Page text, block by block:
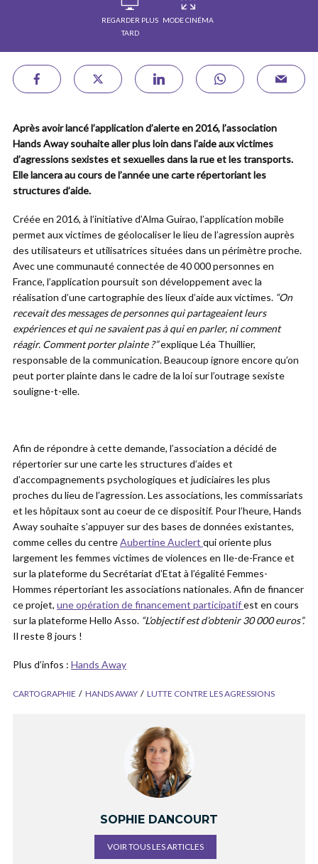
REGARDER PLUS
TARD
MODE CINÉMA
Après avoir lancé l’application d’alerte en 2016, l’association
Hands Away souhaite aller plus loin dans l’aide aux victimes
d’agressions sexistes et sexuelles dans la rue et les transports.
Elle lancera au cours de l’année une carte répertoriant les
structures d’aide.
Créée en 2016, à l’initiative d’Alma Guirao, l’application mobile
permet aux victimes de géolocaliser le lieu de l’agression auprès
des utilisateurs et utilisatrices situées dans un périmètre proche.
Avec une communauté connectée de 40 000 personnes en
France, l’application poursuit son développement avec la
réalisation d’une cartographie des lieux d’aide aux victimes. “On
recevait des messages de personnes qui partageaient leurs
expériences et qui ne savaient pas à qui en parler, ni comment
réagir. Comment porter plainte ?”explique Léa Thuillier,
responsable de la communication. Beaucoup ignore encore qu’on
peut porter plainte dans le cadre de la loi sur l’outrage sexiste
souligne-t-elle.
Afin de répondre à cette demande, l’association a décidé de
répertorier sur une carte les structures d’aides et
d’accompagnements psychologiques et judiciaires les plus
proches du lieu de l’agression. Les associations, les commissariats
et les hôpitaux sont au coeur de ce dispositif. Pour l’heure, Hands
Away souhaite s’appuyer sur des bases de données existantes,
comme celles du centreAubertine Auclert qui oriente plus
largement les femmes victimes de violences en Ile-de-France et
sur la plateforme du Secrétariat d’Etat à l’égalité Femmes-
Hommes répertoriant les associations nationales. Afin de financer
ce projet, une opération de financement participatifest en cours
sur la plateforme Hello Asso. “L’objectif est d’obtenir 30 000 euros”.
Il reste 8 jours !
Plus d’infos : Hands Away
CARTOGRAPHIE HANDS AWAY LUTTE CONTRE LES AGRESSIONS
SOPHIE DANCOURT
VOIR TOUS LES ARTICLES